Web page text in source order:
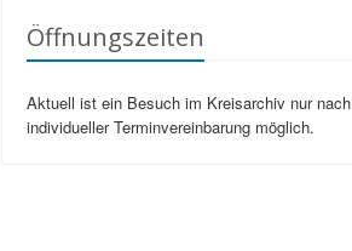
Öffnungszeiten
Aktuell ist ein Besuch im Kreisarchiv nur nach
individueller Terminvereinbarung möglich.